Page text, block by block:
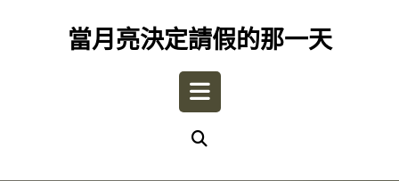
當月亮決定請假的那一天
Open